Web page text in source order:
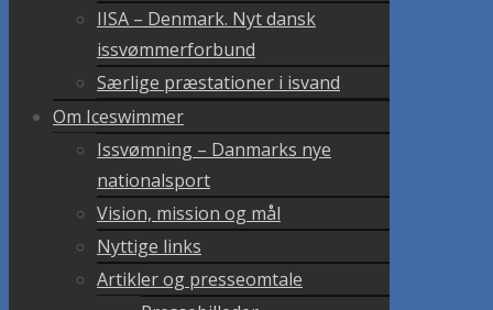
IISA – Denmark. Nyt dansk
issvømmerforbund
Særlige præstationer i isvand
Om Iceswimmer
Issvømning – Danmarks nye
nationalsport
Vision, mission og mål
Nyttige links
Artikler og presseomtale